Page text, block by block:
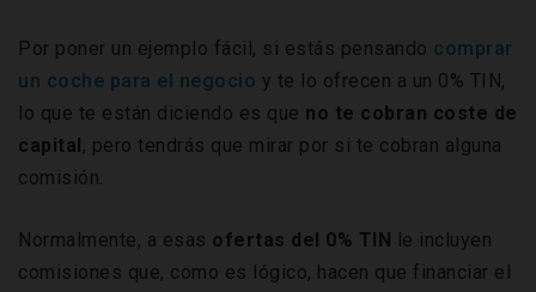
Por poner un ejemplo fácil, si estás pensando comprar
un coche para el negocio y te lo ofrecen a un 0% TIN,
lo que te están diciendo es que no te cobran coste de
capital , pero tendrás que mirar por si te cobran alguna
comisión.
Normalmente, a esas ofertas del 0% TIN
le incluyen
comisiones que, como es lógico, hacen que financiar el